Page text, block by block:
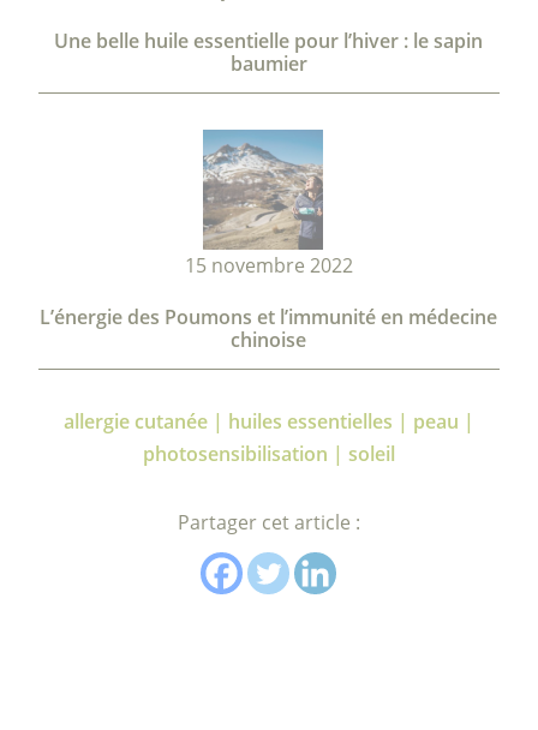
Une belle huile essentielle pour l’hiver : le sapin
baumier
15 novembre 2022
L’énergie des Poumons et l’immunité en médecine
chinoise
allergie cutanée | huiles essentielles | peau |
photosensibilisation | soleil
Partager cet article :